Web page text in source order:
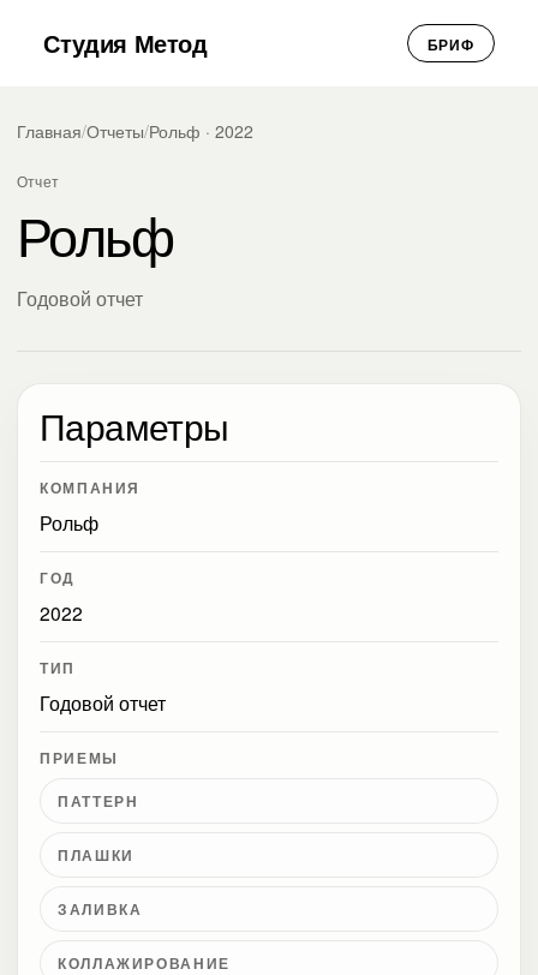
Студия Метод БРИФ
Главная/Отчеты/Рольф · 2022
Отчет
Рольф
Годовой отчет
Параметры
КОМПАНИЯ
Рольф
ГОД
2022
ТИП
Годовой отчет
ПРИЕМЫ
ПАТТЕРН
ПЛАШКИ
ЗАЛИВКА
КОЛЛАЖИРОВАНИЕ